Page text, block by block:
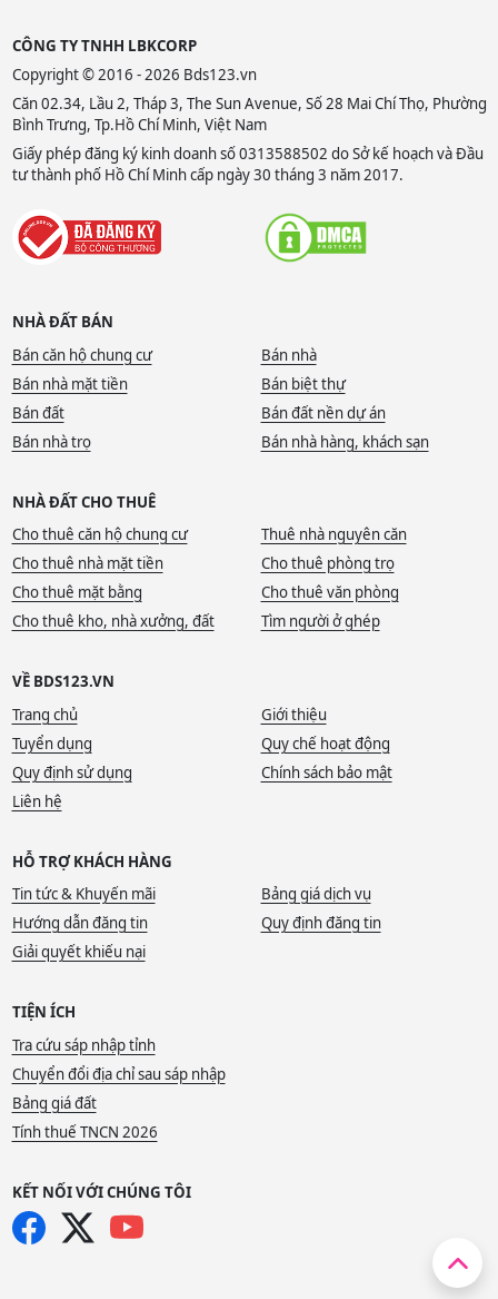
CÔNG TY TNHH LBKCORP
Copyright © 2016 - 2026 Bds123.vn
Căn 02.34, Lầu 2, Tháp 3, The Sun Avenue, Số 28 Mai Chí Thọ, Phường
Bình Trưng, Tp.Hồ Chí Minh, Việt Nam
Giấy phép đăng ký kinh doanh số 0313588502 do Sở kế hoạch và Đầu
tư thành phố Hồ Chí Minh cấp ngày 30 tháng 3 năm 2017.
NHÀ ĐẤT BÁN
Bán căn hộ chung cư
Bán nhà
Bán nhà mặt tiền
Bán biệt thự
Bán đất
Bán đất nền dự án
Bán nhà trọ
Bán nhà hàng, khách sạn
NHÀ ĐẤT CHO THUÊ
Cho thuê căn hộ chung cư
Thuê nhà nguyên căn
Cho thuê nhà mặt tiền
Cho thuê phòng trọ
Cho thuê mặt bằng
Cho thuê văn phòng
Cho thuê kho, nhà xưởng, đất
Tìm người ở ghép
VỀ BDS123.VN
Trang chủ
Giới thiệu
Tuyển dụng
Quy chế hoạt động
Quy định sử dụng
Chính sách bảo mật
Liên hệ
HỖ TRỢ KHÁCH HÀNG
Tin tức & Khuyến mãi
Bảng giá dịch vụ
Hướng dẫn đăng tin
Quy định đăng tin
Giải quyết khiếu nại
TIỆN ÍCH
Tra cứu sáp nhập tỉnh
Chuyển đổi địa chỉ sau sáp nhập
Bảng giá đất
Tính thuế TNCN 2026
KẾT NỐI VỚI CHÚNG TÔI